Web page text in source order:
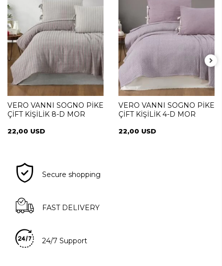
VERO VANNI SOGNO PİKE
ÇİFT KİŞİLİK 8-D MOR
22,00 USD
VERO VANNI SOGNO PİKE
ÇİFT KİŞİLİK 4-D MOR
22,00 USD
Secure shopping
FAST DELIVERY
24/7 Support